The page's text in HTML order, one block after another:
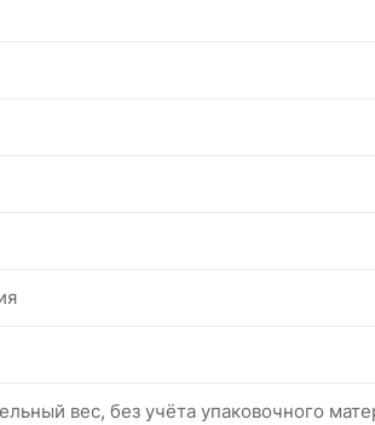
вес, без учёта упаковочного